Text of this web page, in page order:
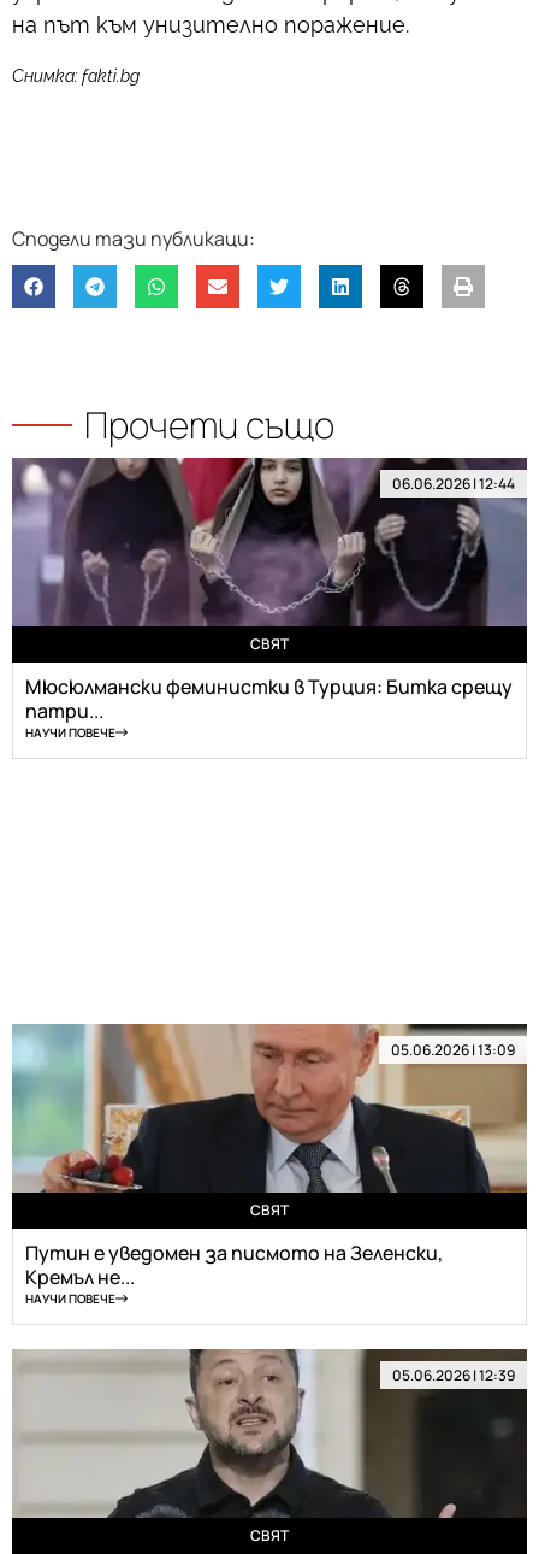
на път към унизително поражение.
Снимка: fakti.bg
Прочети също
06.06.2026 | 12:44
СВЯТ
Мюсюлмански феминистки в Турция: Битка срещу
патри...
НАУЧИ ПОВЕЧЕ
05.06.2026 | 13:09
СВЯТ
Путин е уведомен за писмото на Зеленски,
Кремъл не...
НАУЧИ ПОВЕЧЕ
05.06.2026 | 12:39
СВЯТ